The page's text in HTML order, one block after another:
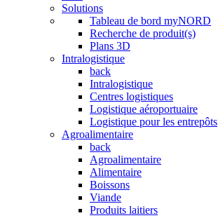
Solutions
Tableau de bord myNORD
Recherche de produit(s)
Plans 3D
Intralogistique
back
Intralogistique
Centres logistiques
Logistique aéroportuaire
Logistique pour les entrepôts
Agroalimentaire
back
Agroalimentaire
Alimentaire
Boissons
Viande
Produits laitiers